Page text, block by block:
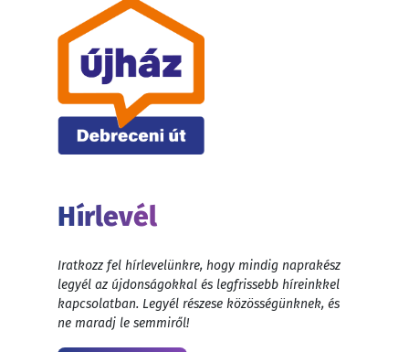
Hírlevél
Iratkozz fel hírlevelünkre, hogy mindig naprakész
legyél az újdonságokkal és legfrissebb híreinkkel
kapcsolatban. Legyél részese közösségünknek, és
ne maradj le semmiről!